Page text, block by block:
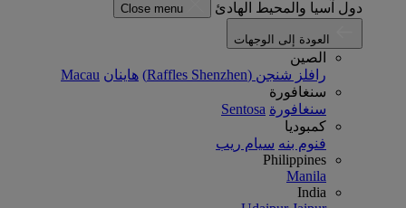
دول آسيا والمحيط الهادئ Close menu
الصين
رافلز شنجن (Raffles Shenzhen)
هاينان Macau
سنغافورة
سنغافورة Sentosa
كمبوديا
فنوم بنه سيام ريب
Philippines
Manila
India